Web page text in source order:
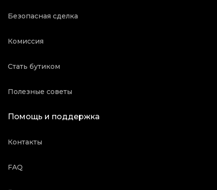
Безопасная сделка
Комиссия
Стать бутиком
Полезные советы
Помощь и поддержка
Контакты
FAQ